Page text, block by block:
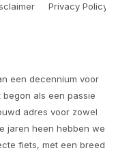
Privacy Policy
een decennium voor
als een passie
adres voor zowel
jaren heen hebben we
fiets, met een breed